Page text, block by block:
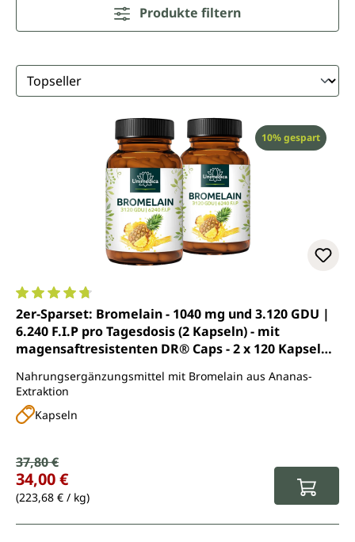
Produkte filtern
Rabatt
10% gespart
Durchschnittliche Bewertung von 4.8 von 5 Sternen
2er-Sparset: Bromelain - 1040 mg und 3.120 GDU |
6.240 F.I.P pro Tagesdosis (2 Kapseln) - mit
magensaftresistenten DR® Caps - 2 x 120 Kapseln -
Nahrungsergänzungsmittel mit Bromelain aus Ananas-
Extraktion
Kapseln
Verkaufspreis:
Regulärer Preis:
37,80 €
34,00 €
(223,68 € / kg)